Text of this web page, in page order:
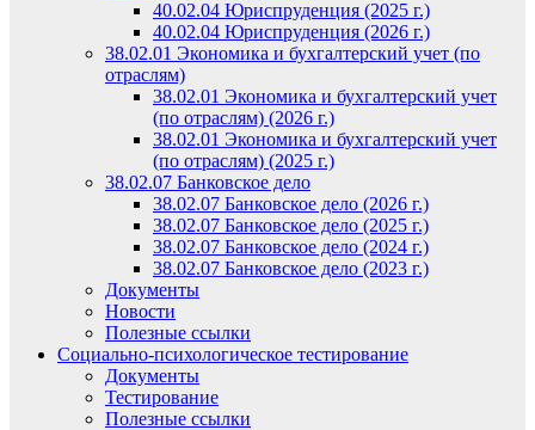
40.02.04 Юриспруденция (2025 г.)
40.02.04 Юриспруденция (2026 г.)
38.02.01 Экономика и бухгалтерский учет (по
отраслям)
38.02.01 Экономика и бухгалтерский учет
(по отраслям) (2026 г.)
38.02.01 Экономика и бухгалтерский учет
(по отраслям) (2025 г.)
38.02.07 Банковское дело
38.02.07 Банковское дело (2026 г.)
38.02.07 Банковское дело (2025 г.)
38.02.07 Банковское дело (2024 г.)
38.02.07 Банковское дело (2023 г.)
Документы
Новости
Полезные ссылки
Социально-психологическое тестирование
Документы
Тестирование
Полезные ссылки